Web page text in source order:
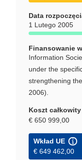
Data
1 Lutego 2005
Finansowanie
Information
under the
strengthening
2006).
Koszt całkowity
€ 650 999,00
Wkład UE
€ 649 462,00